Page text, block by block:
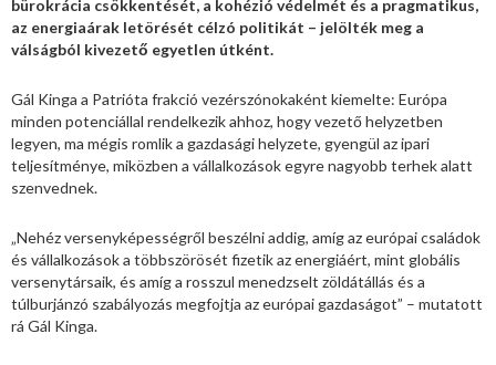
bürokrácia csökkentését, a kohézió védelmét és a pragmatikus,
az energiaárak letörését célzó politikát – jelölték meg a
válságból kivezető egyetlen útként.
Gál Kinga a Patrióta frakció vezérszónokaként kiemelte: Európa
minden potenciállal rendelkezik ahhoz, hogy vezető helyzetben
legyen, ma mégis romlik a gazdasági helyzete, gyengül az ipari
teljesítménye, miközben a vállalkozások egyre nagyobb terhek alatt
szenvednek.
„Nehéz versenyképességről beszélni addig, amíg az európai családok
és vállalkozások a többszörösét fizetik az energiáért, mint globális
versenytársaik, és amíg a rosszul menedzselt zöldátállás és a
túlburjánzó szabályozás megfojtja az európai gazdaságot” – mutatott
rá Gál Kinga.